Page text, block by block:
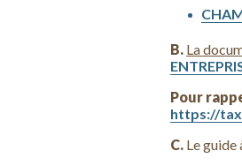
B. La
Pour
https://
C. Le guide